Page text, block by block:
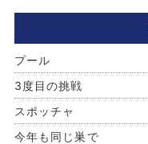
プール
3度目の挑戦
スポッチャ
今年も同じ巣で